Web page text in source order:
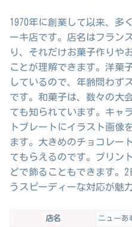
1970年に創業して以来、多
ーキ店です。店名はフラン
り、それだけお菓子作りや
ことが理解できます。洋菓
しているので、年齢問わず
です。和菓子は、数々の大
ても知られています。キャ
トプレートにイラスト画像
ます。大きめのチョコレー
てもらえるのです。プリン
どで飾ることもできます。
うスピーディーな対応が魅
店名 ニューあ